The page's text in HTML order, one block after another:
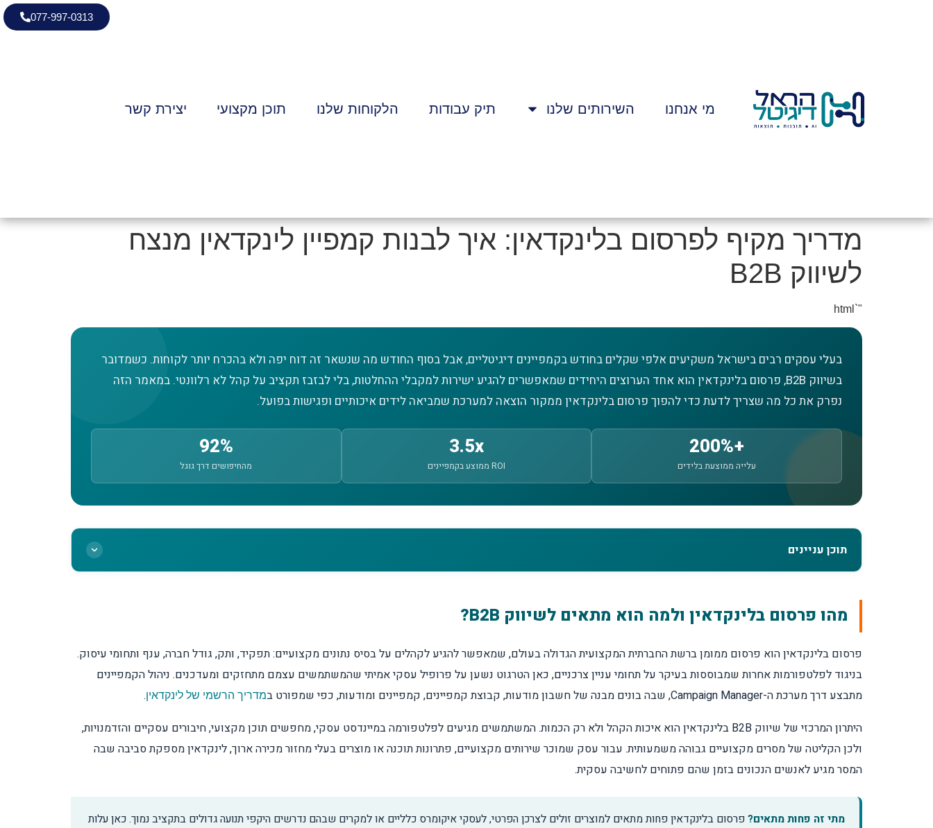
077-997-0313
מי אנחנו השירותים שלנו תיק עבודות הלקוחות שלנו תוכן מקצועי יצירת קשר
מדריך מקיף לפרסום בלינקדאין: איך לבנות קמפיין לינקדאין מנצח
לשיווק B2B
"`html
בעלי עסקים רבים בישראל משקיעים אלפי שקלים בחודש בקמפיינים דיגיטליים, אבל בסוף החודש מה שנשאר זה דוח יפה ולא בהכרח יותר לקוחות. כשמדובר
בשיווק B2B, פרסום בלינקדאין הוא אחד הערוצים היחידים שמאפשרים להגיע ישירות למקבלי ההחלטות, בלי לבזבז תקציב על קהל לא רלוונטי. במאמר הזה
נפרק את כל מה שצריך לדעת כדי להפוך פרסום בלינקדאין ממקור הוצאה למערכת שמביאה לידים איכותיים ופגישות בפועל.
+200%
עלייה ממוצעת בלידים
3.5x
ROI ממוצע בקמפיינים
92%
מהחיפושים דרך גוגל
תוכן עניינים
אילו סוגי מודעות קיימים בפרסום בלינקדאין?
איך בוחרים קהל יעד נכון?
כמה עולה פרסום בלינקדאין?
מהו פרסום בלינקדאין ולמה הוא מתאים לשיווק B2B?
פרסום בלינקדאין הוא פרסום ממומן ברשת החברתית המקצועית הגדולה בעולם, שמאפשר להגיע לקהלים על בסיס נתונים מקצועיים: תפקיד, ותק, גודל חברה, ענף ותחומי עיסוק.
בניגוד לפלטפורמות אחרות שמבוססות בעיקר על תחומי עניין צרכניים, כאן הטרגוט נשען על פרופיל עסקי אמיתי שהמשתמשים עצמם מתחזקים ומעדכנים. ניהול הקמפיינים
מתבצע דרך מערכת ה-Campaign Manager, שבה בונים מבנה של חשבון מודעות, קבוצת קמפיינים, קמפיינים ומודעות, כפי שמפורט ב
מדריך הרשמי של לינקדאין.
היתרון המרכזי של שיווק B2B בלינקדאין הוא איכות הקהל ולא רק הכמות. המשתמשים מגיעים לפלטפורמה במיינדסט עסקי, מחפשים תוכן מקצועי, חיבורים עסקיים והזדמנויות,
ולכן הקליטה של מסרים מקצועיים גבוהה משמעותית. עבור עסק שמוכר שירותים מקצועיים, פתרונות תוכנה או מוצרים בעלי מחזור מכירה ארוך, לינקדאין מספקת סביבה שבה
המסר מגיע לאנשים הנכונים בזמן שהם פתוחים לחשיבה עסקית.
מתי זה פחות מתאים?פרסום בלינקדאין פחות מתאים למוצרים זולים לצרכן הפרטי, לעסקי איקומרס כלליים או למקרים שבהם נדרשים היקפי תנועה גדולים בתקציב נמוך. כאן עלות